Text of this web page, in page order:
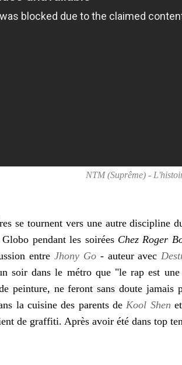
NTM (Suprême) -
se tournent vers une autre discipline
pendant les soirées Chez Roger
entre Jhony Go- auteur avec
soir dans le métro que "le rap est
peinture, ne feront sans doute jamais
la cuisine des parents deKool Shen
de graffiti. Après avoir été dans top